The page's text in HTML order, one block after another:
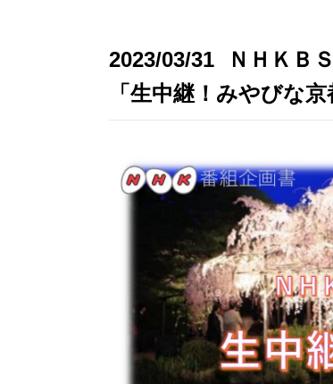
2023/03/31
ＮＨＫＢ
「生中継！みやびな